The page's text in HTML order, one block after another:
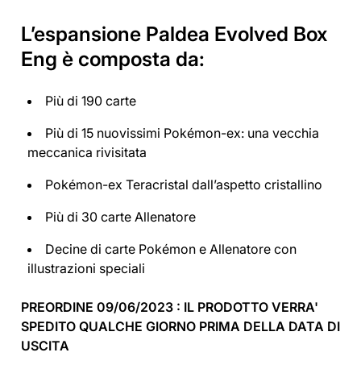
L’espansione Paldea Evolved Box
Eng è composta da:
Più di 190 carte
Più di 15 nuovissimi Pokémon-ex: una vecchia
meccanica rivisitata
Pokémon-ex Teracristal dall’aspetto cristallino
Più di 30 carte Allenatore
Decine di carte Pokémon e Allenatore con
illustrazioni speciali
PREORDINE 09/06/2023 : IL PRODOTTO VERRA'
SPEDITO QUALCHE GIORNO PRIMA DELLA DATA DI
USCITA